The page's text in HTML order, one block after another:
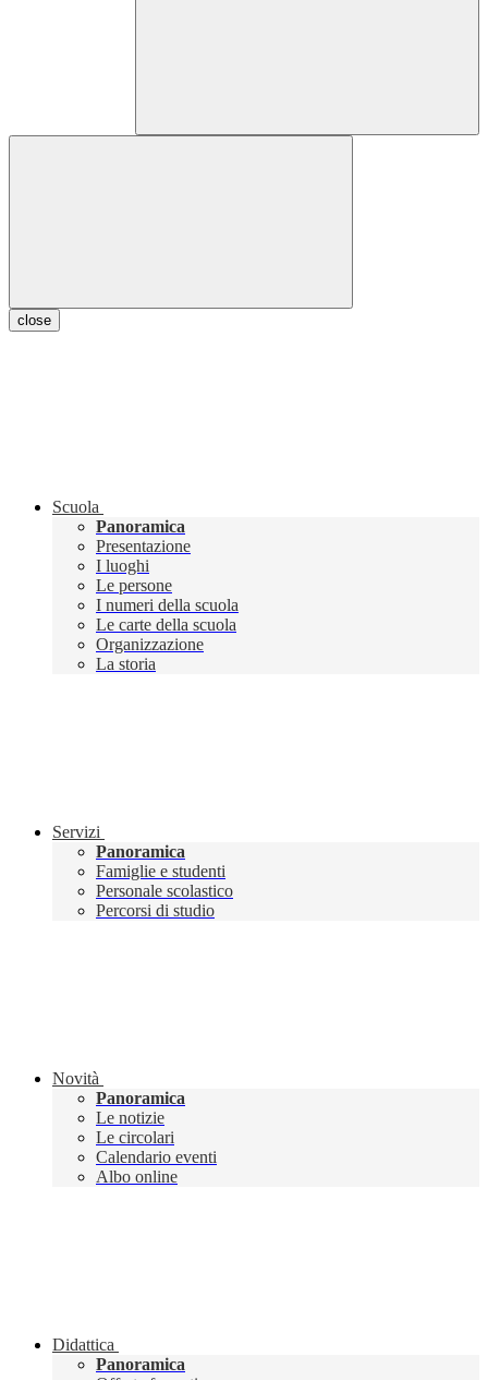
close
Scuola
Panoramica
Presentazione
I luoghi
Le persone
I numeri della scuola
Le carte della scuola
Organizzazione
La storia
Servizi
Panoramica
Famiglie e studenti
Personale scolastico
Percorsi di studio
Novità
Panoramica
Le notizie
Le circolari
Calendario eventi
Albo online
Didattica
Panoramica